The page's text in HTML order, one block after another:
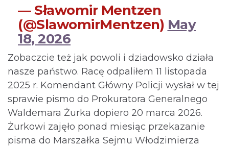
— Sławomir Mentzen
(@SlawomirMentzen) May
18, 2026
Zobaczcie też jak powoli i dziadowsko działa
nasze państwo. Racę odpaliłem 11 listopada
2025 r. Komendant Główny Policji wysłał w tej
sprawie pismo do Prokuratora Generalnego
Waldemara Żurka dopiero 20 marca 2026.
Żurkowi zajęło ponad miesiąc przekazanie
pisma do Marszałka Sejmu Włodzimierza